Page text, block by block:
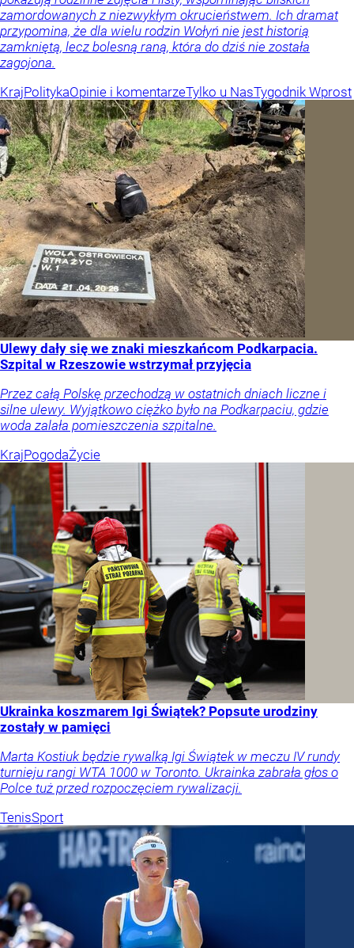
zamordowanych z niezwykłym okrucieństwem. Ich dramat
przypomina, że dla wielu rodzin Wołyń nie jest historią
zamkniętą, lecz bolesną raną, która do dziś nie została
zagojona.
KrajPolitykaOpinie i komentarzeTylko u NasTygodnik Wprost
Ulewy dały się we znaki mieszkańcom Podkarpacia.
Szpital w Rzeszowie wstrzymał przyjęcia
Przez całą Polskę przechodzą w ostatnich dniach liczne i
silne ulewy. Wyjątkowo ciężko było na Podkarpaciu, gdzie
woda zalała pomieszczenia szpitalne.
KrajPogodaŻycie
Ukrainka koszmarem Igi Świątek? Popsute urodziny
zostały w pamięci
Marta Kostiuk będzie rywalką Igi Świątek w meczu IV rundy
turnieju rangi WTA 1000 w Toronto. Ukrainka zabrała głos o
Polce tuż przed rozpoczęciem rywalizacji.
TenisSport